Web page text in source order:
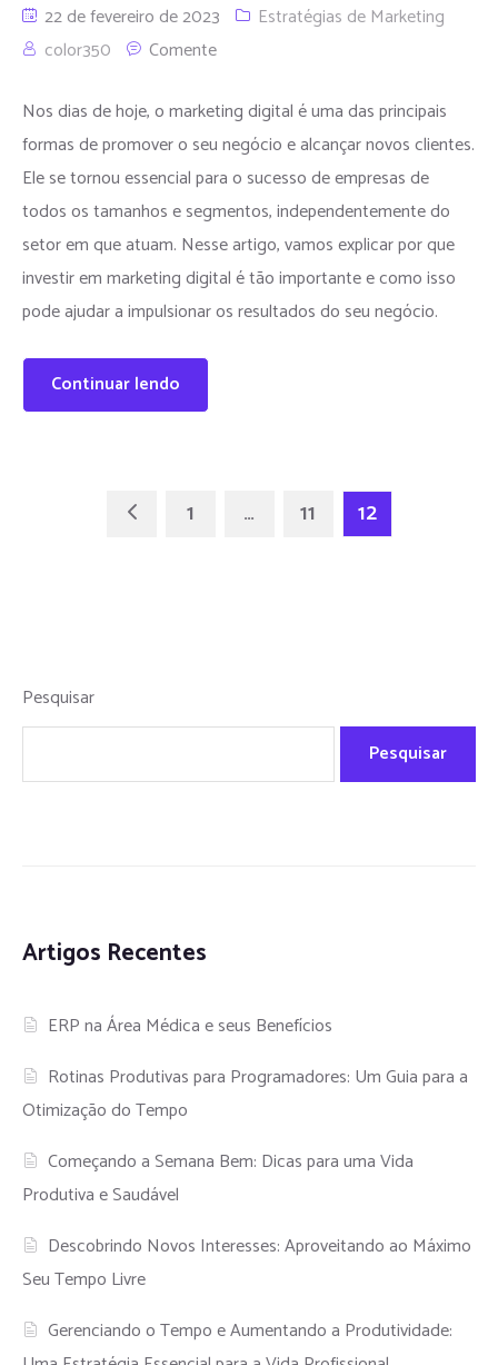
22 de fevereiro de 2023
Estratégias de Marketing
color350
Comente
Nos dias de hoje, o marketing digital é uma das principais
formas de promover o seu negócio e alcançar novos clientes.
Ele se tornou essencial para o sucesso de empresas de
todos os tamanhos e segmentos, independentemente do
setor em que atuam. Nesse artigo, vamos explicar por que
investir em marketing digital é tão importante e como isso
pode ajudar a impulsionar os resultados do seu negócio.
Continuar lendo
1 … 11 12
Pesquisar
Pesquisar
Artigos Recentes
ERP na Área Médica e seus Benefícios
Rotinas Produtivas para Programadores: Um Guia para a
Otimização do Tempo
Começando a Semana Bem: Dicas para uma Vida
Produtiva e Saudável
Descobrindo Novos Interesses: Aproveitando ao Máximo
Seu Tempo Livre
Gerenciando o Tempo e Aumentando a Produtividade: